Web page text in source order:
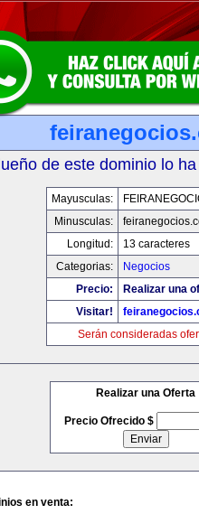
de este dominio lo
Mayusculas:
Minusculas:
Longitud:
13 caracteres
Categorias:
Negocios
Precio:
Realizar una
Visitar!
Serán consideradas
Realizar una Oferta
Precio Ofrecido $
en venta: